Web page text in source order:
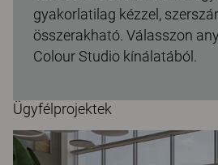
gyakorlatilag kézzel,
összerakható. Válasszon
Colour Studio kínálatából.
Ügyfélprojektek